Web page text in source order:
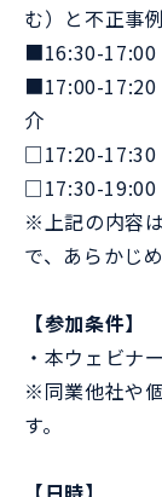
む）と不正事
■16:30-
■17:00-17:20
介
□17:20-
□17:30-
※上記の内容
で、あらかじ
【参加条件】
・本ウェビナ
※同業他社や
す。